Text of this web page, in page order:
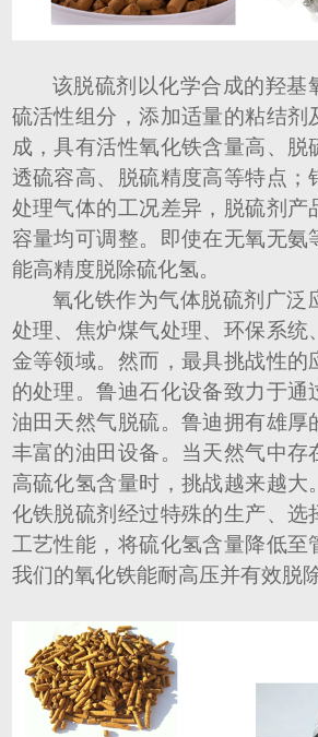
该脱硫剂 以化学合成的羟基
硫活性组分，添加适量的粘结剂
成，具有活性氧化铁含量高、脱
透硫容高、脱硫精度高等特点；
处理气体的工况差异，脱硫剂产
容量均可调整。即使在无氧无氨
能高精度脱除硫化氢。
氧化铁作为气体脱硫剂广泛
处理、焦炉煤气处理、环保系统
金等领域。然而，最具挑战性的
的处理。鲁迪石化设备致力于通
油田天然气脱硫。鲁迪拥有雄厚
丰富的油田设备。当天然气中存
高硫化氢含量时，挑战越来越大
化铁脱硫剂经过特殊的生产、选
工艺性能，将硫化氢含量降低至
我们的氧化铁能耐高压并有效脱